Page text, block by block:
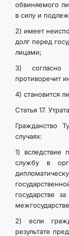
обвиняемого
в силу и
2) имеет
долг перед
лицами;
3) согласно
противоречит
4) становится
Статья 17.
Гражданство
случаях:
1) вследствие
службу в
государстве
2) если
результате